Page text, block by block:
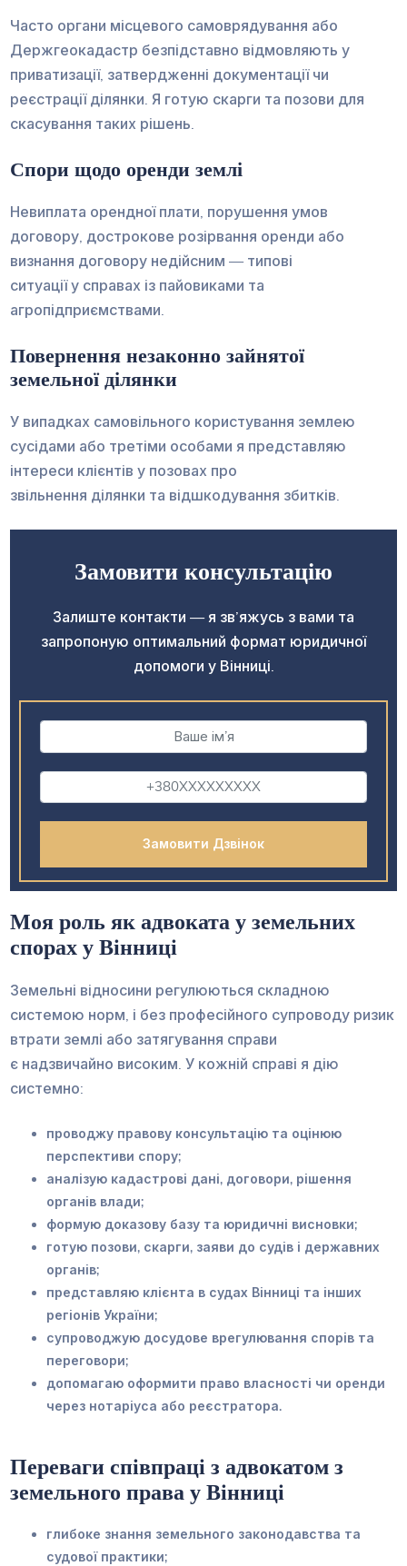
Часто органи місцевого самоврядування або
Держгеокадастр безпідставно відмовляють у
приватизації, затвердженні документації чи
реєстрації ділянки. Я готую скарги та позови для
скасування таких рішень.
Спори щодо оренди землі
Невиплата орендної плати, порушення умов
договору, дострокове розірвання оренди або
визнання договору недійсним — типові
ситуації у справах із пайовиками та
агропідприємствами.
Повернення незаконно зайнятої
земельної ділянки
У випадках самовільного користування землею
сусідами або третіми особами я представляю
інтереси клієнтів у позовах про
звільнення ділянки та відшкодування збитків.
Замовити консультацію
Залиште контакти — я зв’яжусь з вами та
запропоную оптимальний формат юридичної
допомоги у Вінниці.
Моя роль як адвоката у земельних
спорах у Вінниці
Земельні відносини регулюються складною
системою норм, і без професійного супроводу ризик
втрати землі або затягування справи
є надзвичайно високим. У кожній справі я дію
системно:
проводжу правову консультацію та оцінюю
перспективи спору;
аналізую кадастрові дані, договори, рішення
органів влади;
формую доказову базу та юридичні висновки;
готую позови, скарги, заяви до судів і державних
органів;
представляю клієнта в судах Вінниці та інших
регіонів України;
супроводжую досудове врегулювання спорів та
переговори;
допомагаю оформити право власності чи оренди
через нотаріуса або реєстратора.
Переваги співпраці з адвокатом з
земельного права у Вінниці
глибоке знання земельного законодавства та
судової практики;